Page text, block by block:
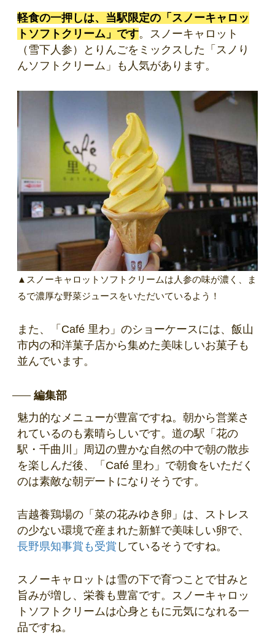
軽食の一押しは、当駅限定の「スノーキャロッ
トソフトクリーム」です。スノーキャロット
（雪下人参）とりんごをミックスした「スノり
んソフトクリーム」も人気があります。
▲スノーキャロットソフトクリームは人参の味が濃く、ま
るで濃厚な野菜ジュースをいただいているよう！
また、「Café 里わ」のショーケースには、飯山
市内の和洋菓子店から集めた美味しいお菓子も
並んでいます。
編集部
魅力的なメニューが豊富ですね。朝から営業さ
れているのも素晴らしいです。道の駅「花の
駅・千曲川」周辺の豊かな自然の中で朝の散歩
を楽しんだ後、「Café 里わ」で朝食をいただく
のは素敵な朝デートになりそうです。
吉越養鶏場の「菜の花みゆき卵」は、ストレス
の少ない環境で産まれた新鮮で美味しい卵で、
長野県知事賞も受賞 しているそうですね。
スノーキャロットは雪の下で育つことで甘みと
旨みが増し、栄養も豊富です。スノーキャロッ
トソフトクリームは心身ともに元気になれる一
品ですね。